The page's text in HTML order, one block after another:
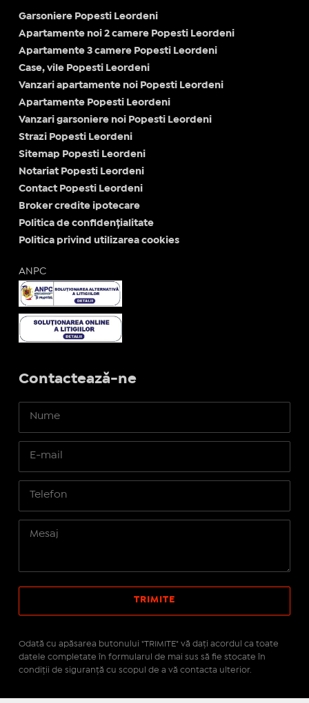
Garsoniere Popesti Leordeni
Apartamente noi 2 camere Popesti Leordeni
Apartamente 3 camere Popesti Leordeni
Case, vile Popesti Leordeni
Vanzari apartamente noi Popesti Leordeni
Apartamente Popesti Leordeni
Vanzari garsoniere noi Popesti Leordeni
Strazi Popesti Leordeni
Sitemap Popesti Leordeni
Notariat Popesti Leordeni
Contact Popesti Leordeni
Broker credite ipotecare
Politica de confidențialitate
Politica privind utilizarea cookies
ANPC
Contactează-ne
Odată cu apăsarea butonului "TRIMITE" vă daţi acordul ca toate
datele completate în formularul de mai sus să fie stocate în
condiţii de siguranţă cu scopul de a vă contacta ulterior.